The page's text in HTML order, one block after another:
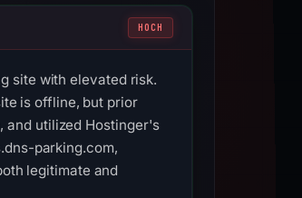
HOCH
site with elevated risk.
is offline, but prior
and utilized Hostinger's
parking.com,
legitimate and